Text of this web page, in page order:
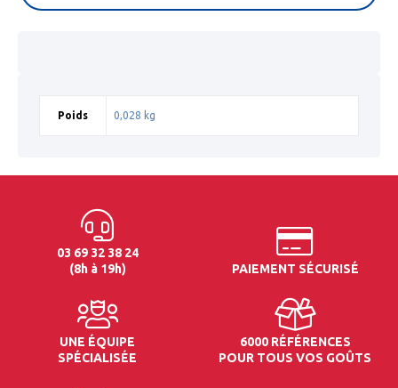
Poids 0,028 kg
03 69 32 38 24
(8h à 19h)
PAIEMENT SÉCURISÉ
UNE ÉQUIPE
SPÉCIALISÉE
6000 RÉFÉRENCES
POUR TOUS VOS GOÛTS